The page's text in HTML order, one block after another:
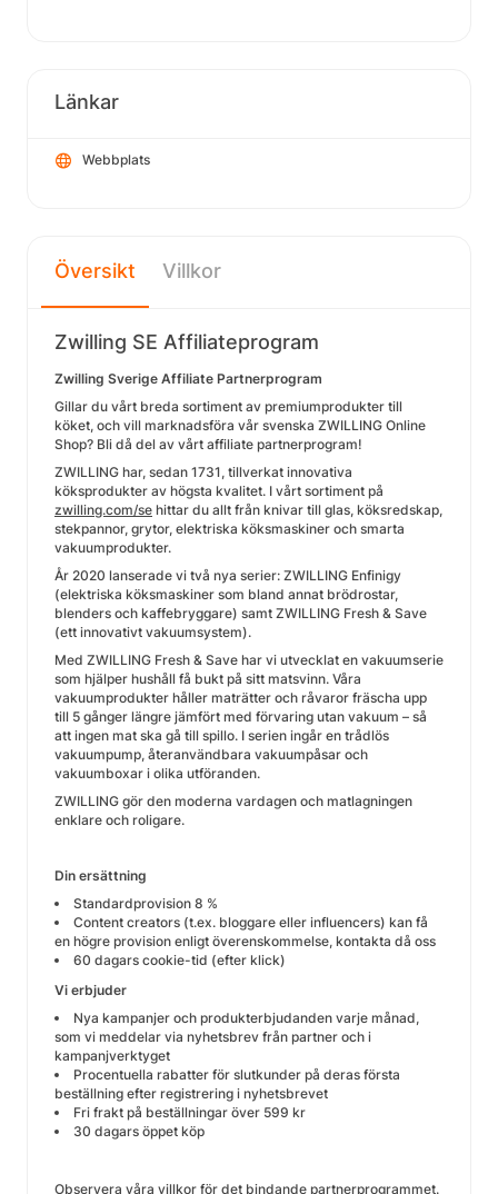
Länkar
Webbplats
Översikt Villkor
Zwilling SE Affiliateprogram
Zwilling Sverige Affiliate Partnerprogram
Gillar du vårt breda sortiment av premiumprodukter till
köket, och vill marknadsföra vår svenska ZWILLING Online
Shop? Bli då del av vårt affiliate partnerprogram!
ZWILLING har, sedan 1731, tillverkat innovativa
köksprodukter av högsta kvalitet. I vårt sortiment på
zwilling.com/se hittar du allt från knivar till glas, köksredskap,
stekpannor, grytor, elektriska köksmaskiner och smarta
vakuumprodukter.
År 2020 lanserade vi två nya serier: ZWILLING Enfinigy
(elektriska köksmaskiner som bland annat brödrostar,
blenders och kaffebryggare) samt ZWILLING Fresh & Save
(ett innovativt vakuumsystem).
Med ZWILLING Fresh & Save har vi utvecklat en vakuumserie
som hjälper hushåll få bukt på sitt matsvinn. Våra
vakuumprodukter håller maträtter och råvaror fräscha upp
till 5 gånger längre jämfört med förvaring utan vakuum – så
att ingen mat ska gå till spillo. I serien ingår en trådlös
vakuumpump, återanvändbara vakuumpåsar och
vakuumboxar i olika utföranden.
ZWILLING gör den moderna vardagen och matlagningen
enklare och roligare.
Din ersättning
Standardprovision 8 %
Content creators (t.ex. bloggare eller influencers) kan få
en högre provision enligt överenskommelse, kontakta då oss
60 dagars cookie-tid (efter klick)
Vi erbjuder
Nya kampanjer och produkterbjudanden varje månad,
som vi meddelar via nyhetsbrev från partner och i
kampanjverktyget
Procentuella rabatter för slutkunder på deras första
beställning efter registrering i nyhetsbrevet
Fri frakt på beställningar över 599 kr
30 dagars öppet köp
Observera våra villkor för det bindande partnerprogrammet.